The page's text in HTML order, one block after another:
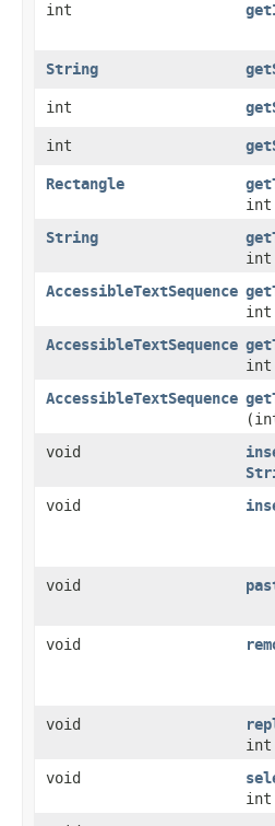
int
String
int
int
Rectangle
int
String
int
AccessibleTextSequence
int
AccessibleTextSequence
int
AccessibleTextSequence
void
void
void
void
void
int
void
int